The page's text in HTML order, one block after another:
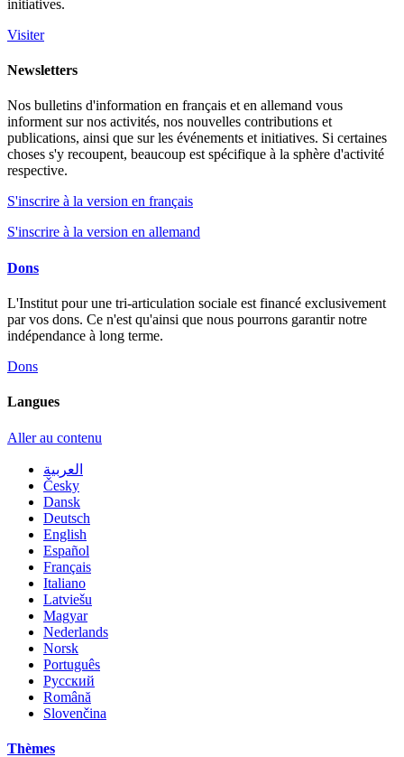
initiatives.
Visiter
Newsletters
Nos bulletins d'information en français et en allemand vous
informent sur nos activités, nos nouvelles contributions et
publications, ainsi que sur les événements et initiatives. Si certaines
choses s'y recoupent, beaucoup est spécifique à la sphère d'activité
respective.
S'inscrire à la version en français
S'inscrire à la version en allemand
Dons
L'Institut pour une tri-articulation sociale est financé exclusivement
par vos dons. Ce n'est qu'ainsi que nous pourrons garantir notre
indépendance à long terme.
Dons
Langues
Aller au contenu
العربية
Česky
Dansk
Deutsch
English
Español
Français
Italiano
Latviešu
Magyar
Nederlands
Norsk
Português
Русский
Română
Slovenčina
Thèmes